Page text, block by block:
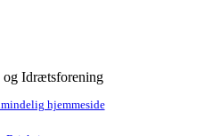
Idrætsforening
hjemmeside